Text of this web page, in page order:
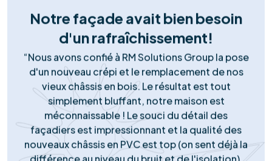
Support Réactif
Notre engagement ne s'arrête pas à la pose. Notre
service client local est disponible pour répondre à
toutes vos questions, gérer le service après-vente et
assurer le monitoring de votre installation.
Notre succès